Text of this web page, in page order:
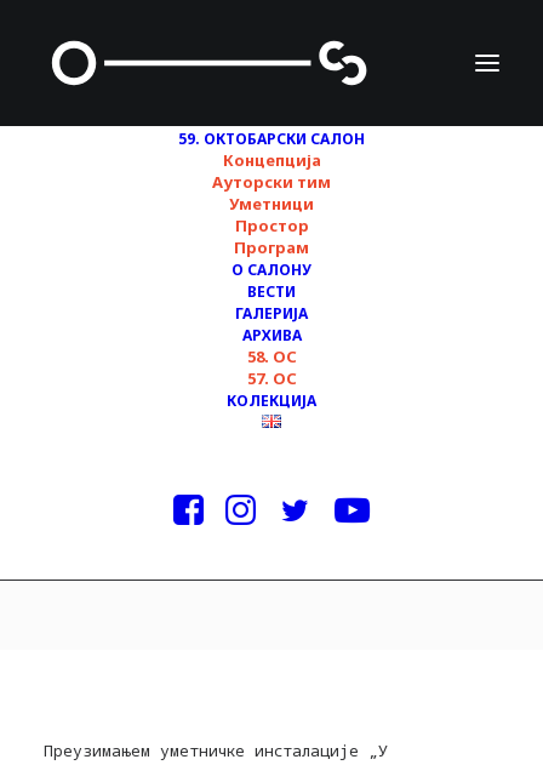
59. ОКТОБАРСКИ САЛОН
Концепција
Ауторски тим
Уметници
Простор
Програм
О САЛОНУ
ВЕСТИ
ГАЛЕРИЈА
АРХИВА
58. ОС
57. ОС
КОЛЕКЦИЈА
ТРЕСТИ: дрмањем
извести из стања
мировања или Шок
задруга на 59.
02/08/2022
Преузимањем уметничке инсталације „У